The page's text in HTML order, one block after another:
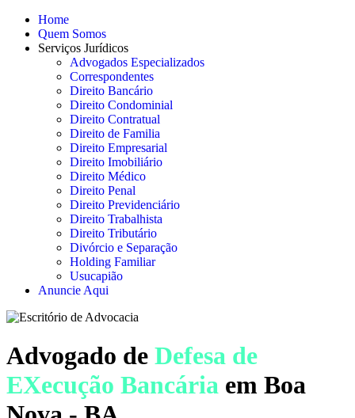
Home
Quem Somos
Serviços Jurídicos
Advogados Especializados
Correspondentes
Direito Bancário
Direito Condominial
Direito Contratual
Direito de Familia
Direito Empresarial
Direito Imobiliário
Direito Médico
Direito Penal
Direito Previdenciário
Direito Trabalhista
Direito Tributário
Divórcio e Separação
Holding Familiar
Usucapião
Anuncie Aqui
Advogado de Defesa de
EXecução Bancária em Boa